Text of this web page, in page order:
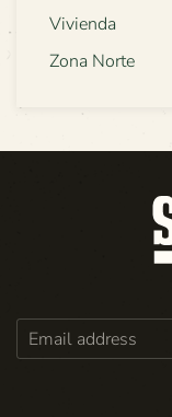
Vivienda
Zona Norte